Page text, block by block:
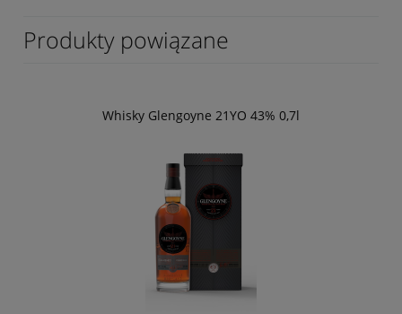
Produkty powiązane
Whisky Glengoyne 21YO 43% 0,7l